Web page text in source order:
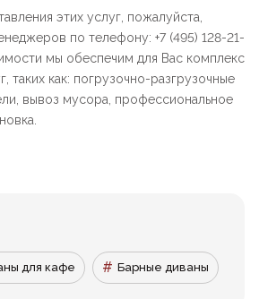
этих услуг, пожалуйста,
по телефону: +7 (495) 128-21-
мы обеспечим для Вас комплекс
таких как: погрузочно-разгрузочные
вывоз мусора, профессиональное
для кафе Барные диваны